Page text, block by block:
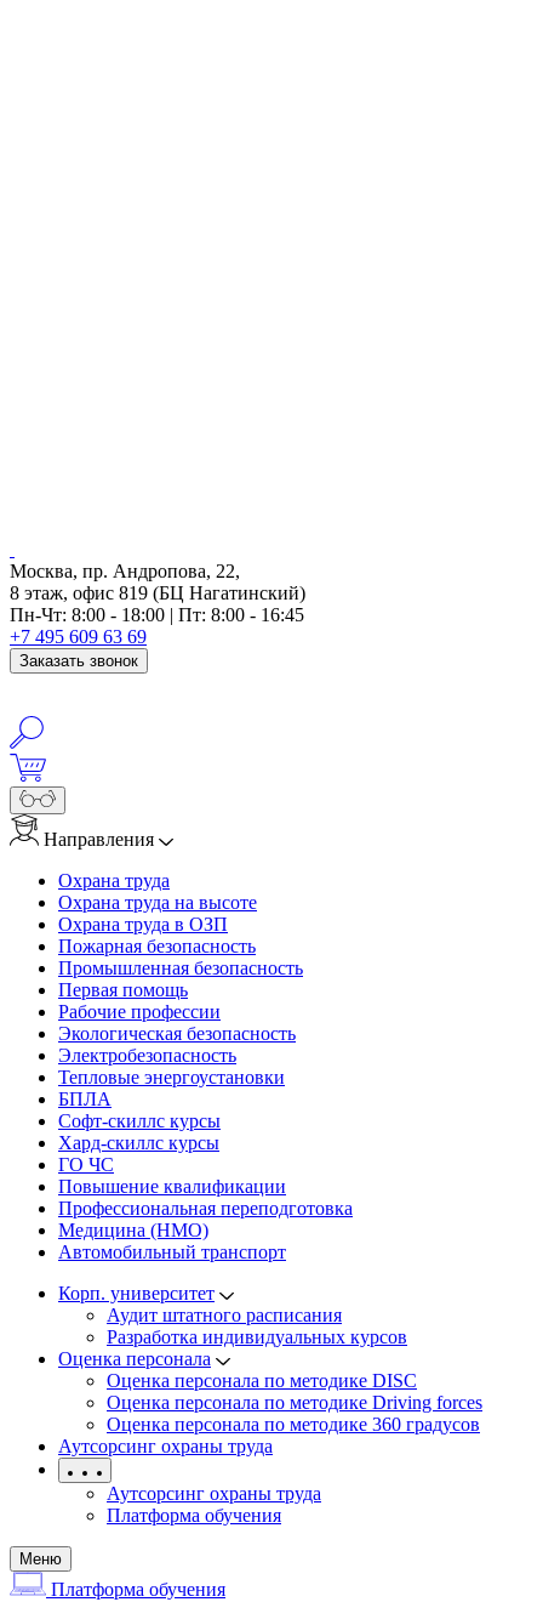
Москва, пр. Андропова, 22,
8 этаж, офис 819 (БЦ Нагатинский)
Пн-Чт: 8:00 - 18:00 | Пт: 8:00 - 16:45
+7 495 609 63 69
Заказать звонок
Направления
Охрана труда
Охрана труда на высоте
Охрана труда в ОЗП
Пожарная безопасность
Промышленная безопасность
Первая помощь
Рабочие профессии
Экологическая безопасность
Электробезопасность
Тепловые энергоустановки
БПЛА
Софт-скиллс курсы
Хард-скиллс курсы
ГО ЧС
Повышение квалификации
Профессиональная переподготовка
Медицина (НМО)
Автомобильный транспорт
Корп. университет
Аудит штатного расписания
Разработка индивидуальных курсов
Оценка персонала
Оценка персонала по методике DISC
Оценка персонала по методике Driving forces
Оценка персонала по методике 360 градусов
Аутсорсинг охраны труда
Аутсорсинг охраны труда
Платформа обучения
Меню
Платформа обучения